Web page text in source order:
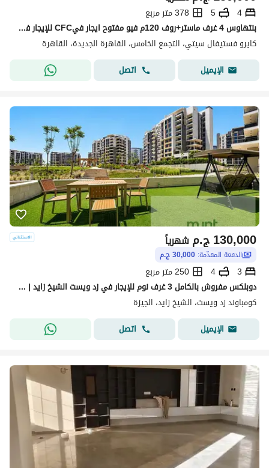
4
5
378 متر مربع
بنتهاوس 4 غرف ماستر+روف 120م فيو مفتوح ايجار فيCFC للإيجار في كمبوند كايرو فستيفال سيتي
كايرو فستيفال سيتي، التجمع الخامس، القاهرة الجديدة، القاهرة
الإيميل
اتصل
ج.م130,000 شهرياً
الدفعة المقدّمة: 30,000 ج.م
3
4
250 متر مربع
دوبلكس مفروش بالكامل 3 غرف نوم للإيجار في زد ويست الشيخ زايد | ماينت هوسبيتاليتي (MYNT Hospitality)
كومباوند زد ويست، الشيخ زايد، الجيزة
الإيميل
اتصل